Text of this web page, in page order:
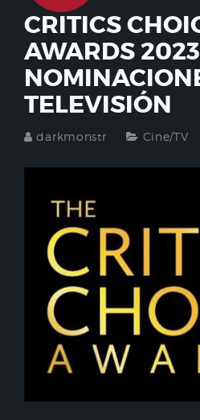
CRITICS
AWARDS
TELEVISIÓN
darkmonstr Cine/TV